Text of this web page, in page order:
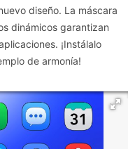
diseño. La máscara
dinámicos garantizan
¡Instálalo
de armonía!